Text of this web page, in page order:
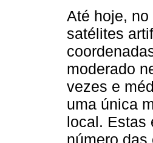
Até hoje,
satélites
moderado
vezes e
uma única
local. Estas
número